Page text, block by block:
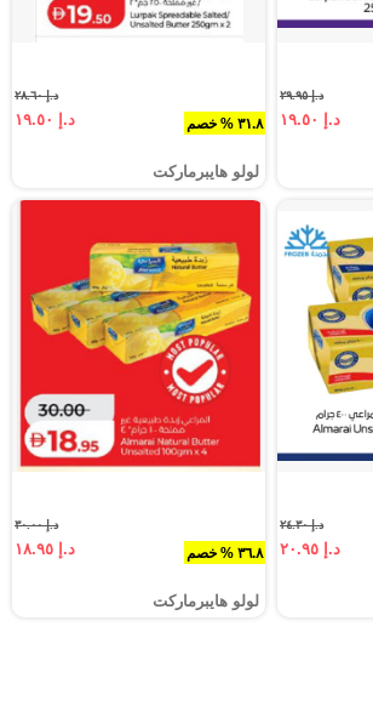
د.إ ٢٩.٩٥
د.إ ١٩.٥٠ ٣١.٨ % خصم
د.إ ٢٨.٦٠
د.إ ١٩.٥٠
لولو هايبرماركت
د.إ ٢٤.٣٠
د.إ ٢٠.٩٥ ٣٦.٨ % خصم
د.إ ٣٠.٠٠
د.إ ١٨.٩٥
لولو هايبرماركت